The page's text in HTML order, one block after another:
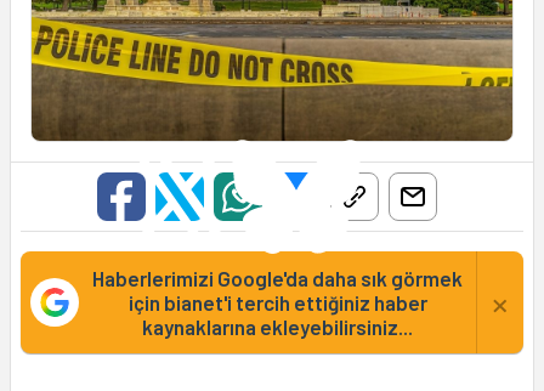
Haberlerimizi Google'da daha sık görmek
için bianet'i tercih ettiğiniz haber
kaynaklarına ekleyebilirsiniz...
×